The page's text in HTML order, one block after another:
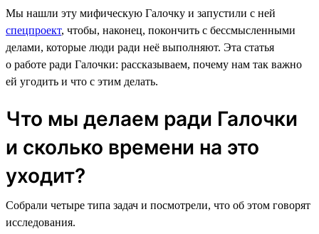
Мы нашли эту мифическую Галочку и запустили с ней
спецпроект, чтобы, наконец, покончить с бессмысленными
делами, которые люди ради неё выполняют. Эта статья
о работе ради Галочки: рассказываем, почему нам так важно
ей угодить и что с этим делать.
Что мы делаем ради Галочки
и сколько времени на это
уходит?
Собрали четыре типа задач и посмотрели, что об этом говорят
исследования.